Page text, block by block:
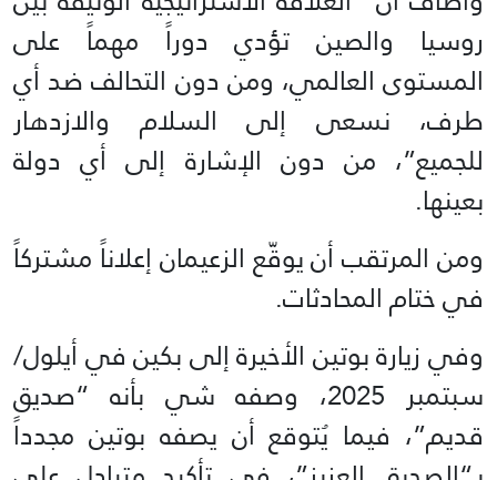
روسيا والصين تؤدي دوراً مهماً على
المستوى العالمي، ومن دون التحالف ضد أي
طرف، نسعى إلى السلام والازدهار
للجميع”، من دون الإشارة إلى أي دولة
بعينها.
ومن المرتقب أن يوقّع الزعيمان إعلاناً مشتركاً
في ختام المحادثات.
وفي زيارة بوتين الأخيرة إلى بكين في أيلول/
سبتمبر 2025، وصفه شي بأنه “صديق
قديم”، فيما يُتوقع أن يصفه بوتين مجدداً